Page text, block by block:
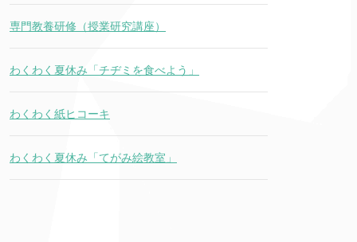
専門教養研修（授業研究講座）
わくわく夏休み「チヂミを食べよう」
わくわく紙ヒコーキ
わくわく夏休み「てがみ絵教室」